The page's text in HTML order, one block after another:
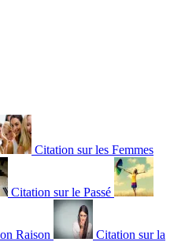
Citation sur les Femmes
Citation sur le Passé
Raison Citation sur la